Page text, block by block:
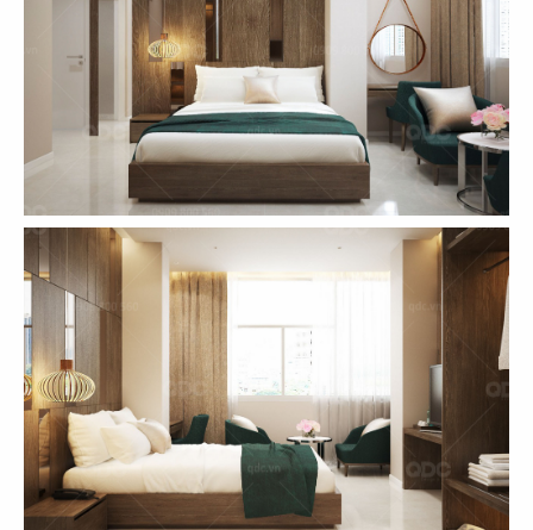
SOM TUM THAI
CN Estella Palace
DÌ MAI
CN VIncom Đồng Khởi
61
ASANOHA
CN Vincom Đồng Khởi, Quận 1
THE STREET
63
THE STREET
64
THE STREET